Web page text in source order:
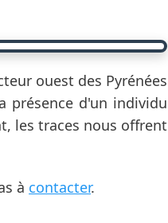
ouest des Pyrénées
présence d'un individu
les traces nous offrent
à contacter.